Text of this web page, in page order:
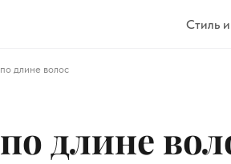
Стиль
длине волос
длине